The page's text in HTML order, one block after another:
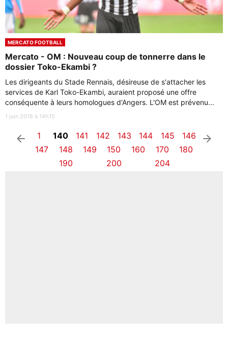
MERCATO FOOTBALL
Mercato - OM : Nouveau coup de tonnerre dans le
dossier Toko-Ekambi ?
Les dirigeants du Stade Rennais, désireuse de s'attacher les
services de Karl Toko-Ekambi, auraient proposé une offre
conséquente à leurs homologues d'Angers. L'OM est prévenu...
1 juin 2018 à 14h15
arrow_left 1 140 141 142 143 144 145
146
147
148 149 150 160 170
180
190
200 204
arrow_right